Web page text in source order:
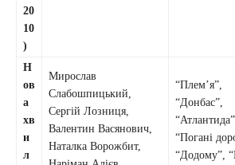
20
10
)
Н
ов
а
хв
и
л
Мирослав
Слабошпицький,
Сергій Лозниця,
Валентин Васянович,
Наталка Ворожбит,
“Плем’я”,
“Донбас”,
“Атлантида”,
“Погані
“Додому”,